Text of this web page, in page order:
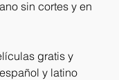
sin cortes y en
gratis y
y latino